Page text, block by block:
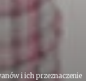
i ich przeznaczenie